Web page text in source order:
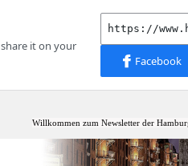
Willkommen zum Newsletter der